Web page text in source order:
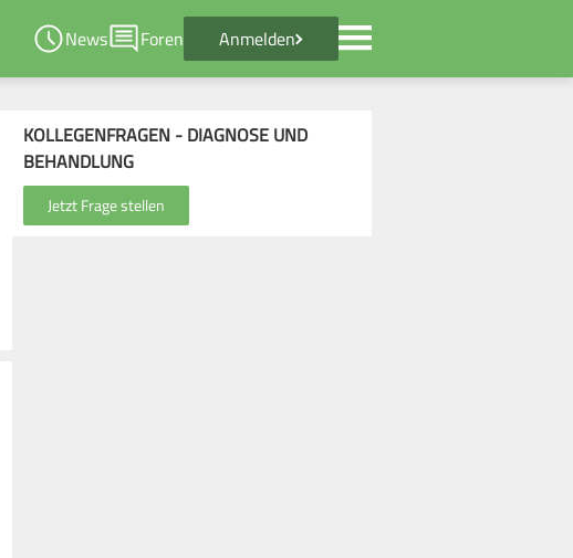
News Foren Anmelden
KOLLEGENFRAGEN - DIAGNOSE UND
BEHANDLUNG